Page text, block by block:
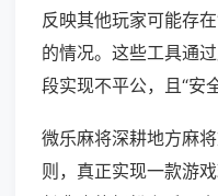
反映其他玩家可能存
的情况。这些工具通
段实现不平公，且“安
微乐麻将深耕地方麻
则，真正实现一款游